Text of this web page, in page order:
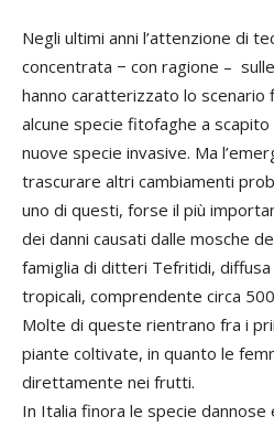
Negli ultimi anni l’attenzione di
concentrata − con ragione –
hanno caratterizzato lo
alcune specie fitofaghe a scapito
nuove specie invasive. Ma
trascurare altri cambiamenti
uno di questi, forse il più
dei danni causati dalle mosche
famiglia di ditteri Tefritidi,
tropicali, comprendente circa
Molte di queste rientrano fra i
piante coltivate, in quanto le
direttamente nei frutti.
In Italia finora le specie dannose